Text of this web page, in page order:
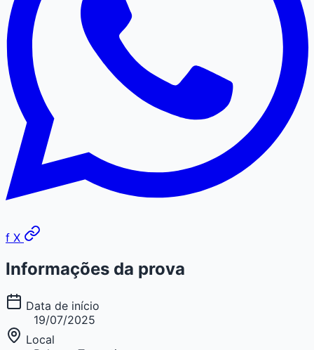
f X
Informações da prova
Data de início
19/07/2025
Local